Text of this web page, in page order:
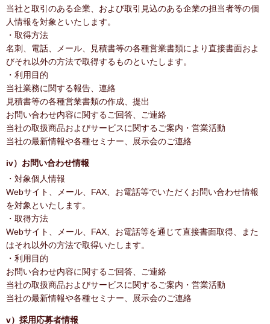
当社と取引のある企業、および取引見込のある企業の担当者等の個
人情報を対象といたします。
・取得方法
名刺、電話、メール、見積書等の各種営業書類により直接書面およ
びそれ以外の方法で取得するものといたします。
・利用目的
当社業務に関する報告、連絡
見積書等の各種営業書類の作成、提出
お問い合わせ内容に関するご回答、ご連絡
当社の取扱商品およびサービスに関するご案内・営業活動
当社の最新情報や各種セミナー、展示会のご連絡
iv）お問い合わせ情報
・対象個人情報
Webサイト、メール、FAX、お電話等でいただくお問い合わせ情報
を対象といたします。
・取得方法
Webサイト、メール、FAX、お電話等を通じて直接書面取得、また
はそれ以外の方法で取得いたします。
・利用目的
お問い合わせ内容に関するご回答、ご連絡
当社の取扱商品およびサービスに関するご案内・営業活動
当社の最新情報や各種セミナー、展示会のご連絡
v）採用応募者情報